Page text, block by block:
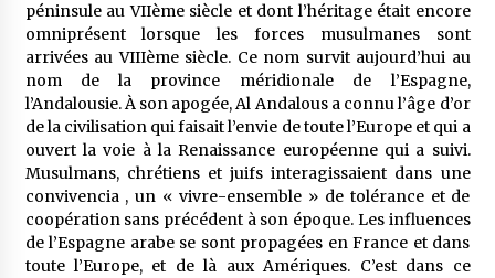
péninsule au VIIème siècle et dont l’héritage était encore
omniprésent lorsque les forces musulmanes sont
arrivées au VIIIème siècle. Ce nom survit aujourd’hui au
nom de la province méridionale de l’Espagne,
l’Andalousie. À son apogée, Al Andalous a connu l’âge d’or
de la civilisation qui faisait l’envie de toute l’Europe et qui a
ouvert la voie à la Renaissance européenne qui a suivi.
Musulmans, chrétiens et juifs interagissaient dans une
convivencia , un « vivre-ensemble » de tolérance et de
coopération sans précédent à son époque. Les influences
de l’Espagne arabe se sont propagées en France et dans
toute l’Europe, et de là aux Amériques. C’est dans ce